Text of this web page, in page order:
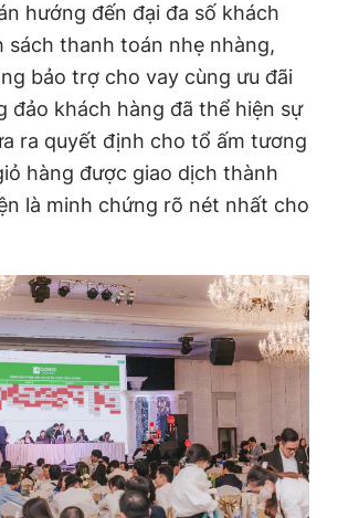
hướng đến đại đa số khách
sách thanh toán nhẹ nhàng,
bảo trợ cho vay cùng ưu đãi
đảo khách hàng đã thể hiện sự
ra quyết định cho tổ ấm tương
hàng được giao dịch thành
là minh chứng rõ nét nhất cho